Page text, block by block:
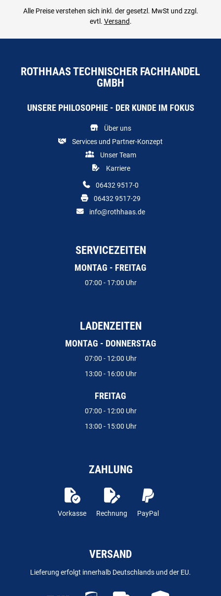
Alle Preise verstehen sich inkl. der gesetzl. MwSt und zzgl.
evtl. Versand.
ROTHHAAS TECHNISCHER FACHHANDEL
GMBH
UNSERE PHILOSOPHIE - DER KUNDE IM FOKUS
Über uns
Services und Partner-Konzept
Unser Team
Karriere
06432 9517-0
06432 9517-29
info@rothhaas.de
SERVICEZEITEN
MONTAG - FREITAG
07:00 - 17:00 Uhr
LADENZEITEN
MONTAG - DONNERSTAG
07:00 - 12:00 Uhr
13:00 - 16:00 Uhr
FREITAG
07:00 - 12:00 Uhr
13:00 - 15:00 Uhr
ZAHLUNG
Vorkasse Rechnung PayPal
VERSAND
Lieferung erfolgt innerhalb Deutschlands und der EU.